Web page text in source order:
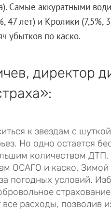
Самые аккуратными
47 лет) и Кролики (7,5%,
убытков по каско.
директор
к звездам с
Но одно остается
количеством ДТП,
ОСАГО и каско. Зимой
погодных условий.
все расходы, позволив